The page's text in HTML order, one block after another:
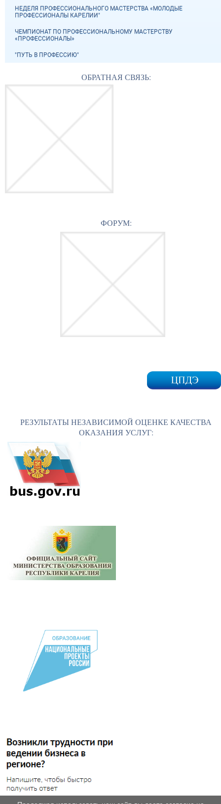
НЕДЕЛЯ ПРОФЕССИОНАЛЬНОГО МАСТЕРСТВА «МОЛОДЫЕ
ПРОФЕССИОНАЛЫ КАРЕЛИИ"
ЧЕМПИОНАТ ПО ПРОФЕССИОНАЛЬНОМУ МАСТЕРСТВУ
«ПРОФЕССИОНАЛЫ»
"ПУТЬ В ПРОФЕССИЮ"
ОБРАТНАЯ СВЯЗЬ:
ФОРУМ:
РЕЗУЛЬТАТЫ НЕЗАВИСИМОЙ ОЦЕНКЕ КАЧЕСТВА
ОКАЗАНИЯ УСЛУГ: